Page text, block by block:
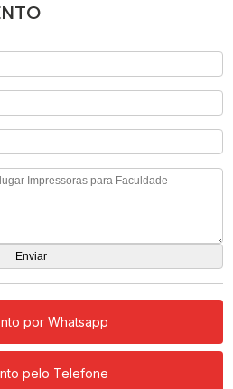
por Whatsapp
pelo Telefone